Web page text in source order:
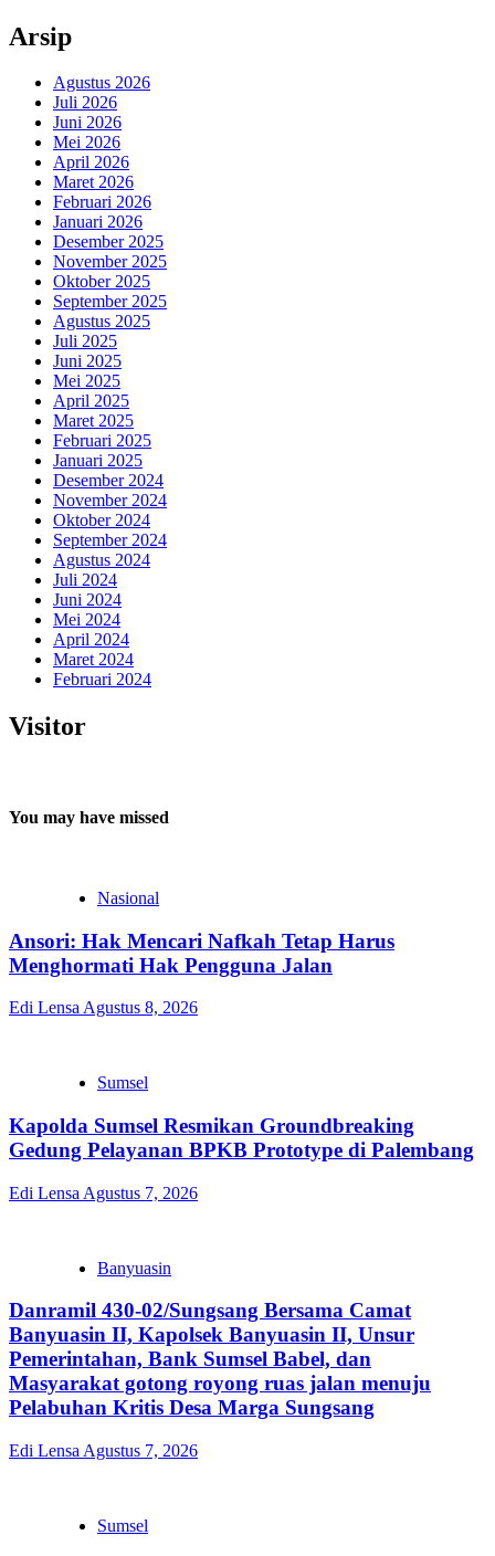
Arsip
Agustus 2026
Juli 2026
Juni 2026
Mei 2026
April 2026
Maret 2026
Februari 2026
Januari 2026
Desember 2025
November 2025
Oktober 2025
September 2025
Agustus 2025
Juli 2025
Juni 2025
Mei 2025
April 2025
Maret 2025
Februari 2025
Januari 2025
Desember 2024
November 2024
Oktober 2024
September 2024
Agustus 2024
Juli 2024
Juni 2024
Mei 2024
April 2024
Maret 2024
Februari 2024
Visitor
You may have missed
Nasional
Ansori: Hak Mencari Nafkah Tetap Harus
Menghormati Hak Pengguna Jalan
Edi Lensa Agustus 8, 2026
Sumsel
Kapolda Sumsel Resmikan Groundbreaking
Gedung Pelayanan BPKB Prototype di Palembang
Edi Lensa Agustus 7, 2026
Banyuasin
Danramil 430-02/Sungsang Bersama Camat
Banyuasin II, Kapolsek Banyuasin II, Unsur
Pemerintahan, Bank Sumsel Babel, dan
Masyarakat gotong royong ruas jalan menuju
Pelabuhan Kritis Desa Marga Sungsang
Edi Lensa Agustus 7, 2026
Sumsel